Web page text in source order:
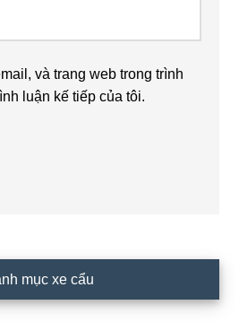
và trang web trong trình
luận kế tiếp của tôi.
mục xe cẩu